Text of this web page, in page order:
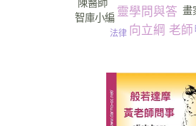
靈學問與答
向立綱 老師
畫
陳醫師
智庫小編
法律